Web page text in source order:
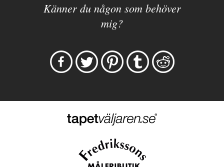
Känner du någon som behöver
mig?